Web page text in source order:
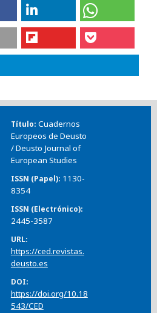
Título Cuadernos
Europeos de Deusto
/ Deusto Journal of
European Studies
ISSN (Papel) 1130-
8354
ISSN (Electrónico)
2445-3587
URL
https://ced.revistas.
deusto.es
DOI
https://doi.org/10.18
543/CED